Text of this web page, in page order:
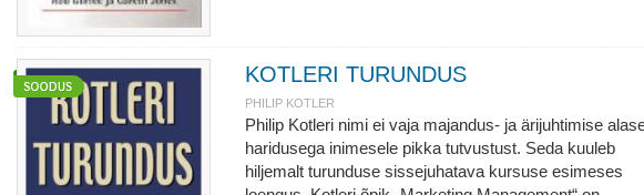
KOTLERI TURUNDUS
PHILIP KOTLER
Philip Kotleri nimi ei vaja majandus- ja ärijuhtimise
haridusega inimesele pikka tutvustust. Seda kuuleb
hiljemalt turunduse sissejuhatava kursuse esimeses